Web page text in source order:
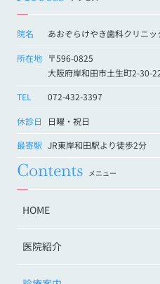
院名 あおぞらけやき歯科クリニッ
所在地 〒596-0825
大阪府岸和田市土生町2-30-
TEL 072-432-3397
休診日 日曜・祝日
最寄駅 JR東岸和田駅より徒歩2分
Contents メニュー
HOME
医院紹介